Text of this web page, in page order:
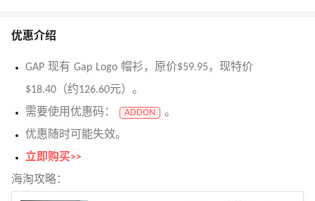
优惠介绍
GAP 现有 Gap Logo 帽衫，原价$59.95，现特价
$18.40（约126.60元）。
需要使用优惠码：
ADDON
。
优惠随时可能失效。
立即购买>>
海淘攻略：